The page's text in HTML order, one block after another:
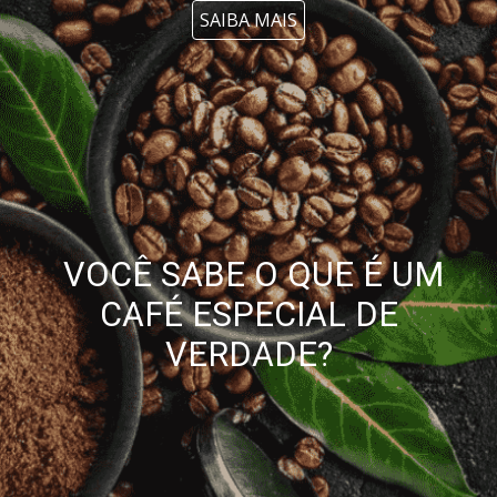
SAIBA MAIS
VOCÊ SABE O QUE É UM
CAFÉ ESPECIAL DE
VERDADE?